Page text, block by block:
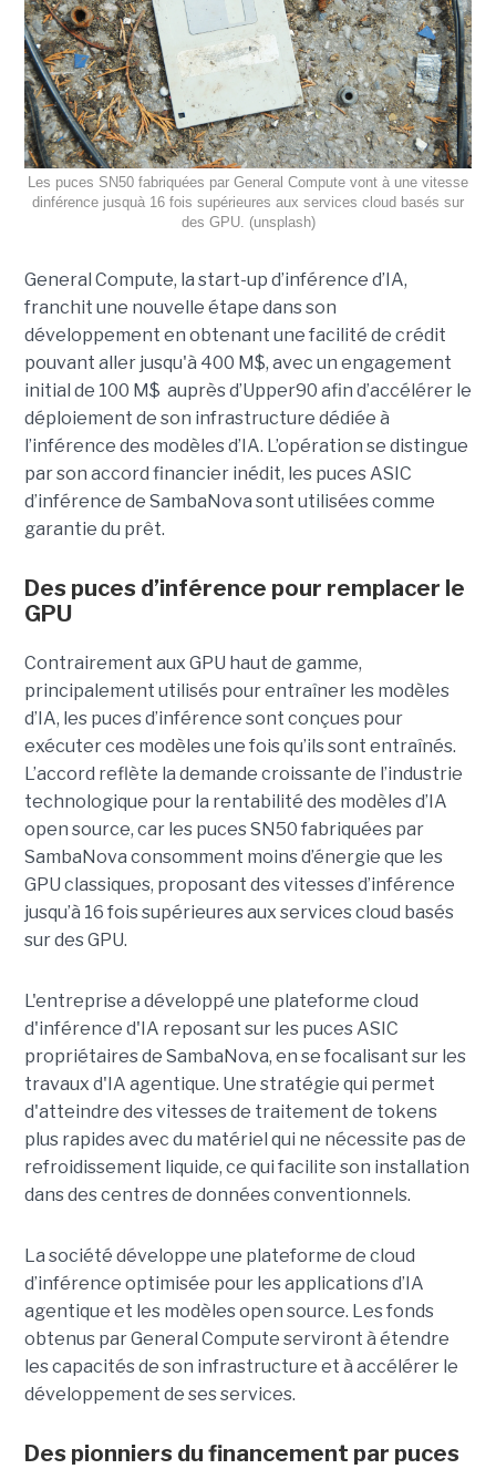
Les puces SN50 fabriquées par General Compute vont à une vitesse
dinférence jusquà 16 fois supérieures aux services cloud basés sur
des GPU. (unsplash)
General Compute, la start-up d’inférence d’IA,
franchit une nouvelle étape dans son
développement en obtenant une facilité de crédit
pouvant aller jusqu'à 400 M$, avec un engagement
initial de 100 M$ auprès d’Upper90 afin d’accélérer le
déploiement de son infrastructure dédiée à
l’inférence des modèles d’IA. L’opération se distingue
par son accord financier inédit, les puces ASIC
d’inférence de SambaNova sont utilisées comme
garantie du prêt.
Des puces d’inférence pour remplacer le
GPU
Contrairement aux GPU haut de gamme,
principalement utilisés pour entraîner les modèles
d’IA, les puces d’inférence sont conçues pour
exécuter ces modèles une fois qu’ils sont entraînés.
L’accord reflète la demande croissante de l’industrie
technologique pour la rentabilité des modèles d’IA
open source, car les puces SN50 fabriquées par
SambaNova consomment moins d’énergie que les
GPU classiques, proposant des vitesses d’inférence
jusqu’à 16 fois supérieures aux services cloud basés
sur des GPU.
L'entreprise a développé une plateforme cloud
d'inférence d'IA reposant sur les puces ASIC
propriétaires de SambaNova, en se focalisant sur les
travaux d'IA agentique. Une stratégie qui permet
d'atteindre des vitesses de traitement de tokens
plus rapides avec du matériel qui ne nécessite pas de
refroidissement liquide, ce qui facilite son installation
dans des centres de données conventionnels.
La société développe une plateforme de cloud
d’inférence optimisée pour les applications d’IA
agentique et les modèles open source. Les fonds
obtenus par General Compute serviront à étendre
les capacités de son infrastructure et à accélérer le
développement de ses services.
Des pionniers du financement par puces